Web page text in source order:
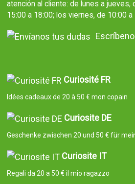
atención al cliente: de lunes a jueves,
15:00 a 18:00; los viernes, de 10:00 a
Curiosité FR
Idées cadeaux de 20 à 50 € mon copain
Curiosite DE
Geschenke zwischen 20 und 50 € für
Curiosite IT
Regali da 20 a 50 € il mio ragazzo